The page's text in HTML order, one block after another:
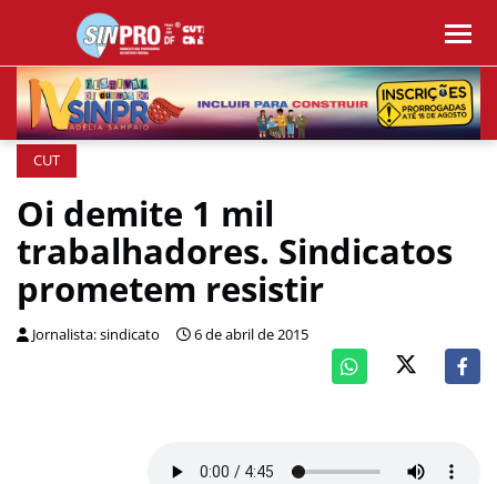
CUT
Oi demite 1 mil
trabalhadores. Sindicatos
prometem resistir
Jornalista: sindicato 6 de abril de 2015